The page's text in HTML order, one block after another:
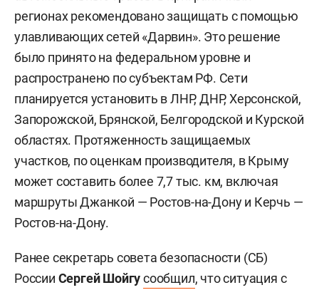
регионах рекомендовано защищать с помощью
улавливающих сетей «Дарвин». Это решение
было принято на федеральном уровне и
распространено по субъектам РФ. Сети
планируется установить в ЛНР, ДНР, Херсонской,
Запорожской, Брянской, Белгородской и Курской
областях. Протяженность защищаемых
участков, по оценкам производителя, в Крыму
может составить более 7,7 тыс. км, включая
маршруты Джанкой — Ростов-на-Дону и Керчь —
Ростов-на-Дону.
Ранее секретарь совета безопасности (СБ)
России Сергей Шойгусообщил, что ситуация с